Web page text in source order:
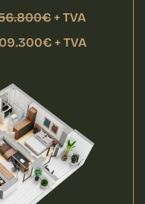
+ TVA
+ TVA